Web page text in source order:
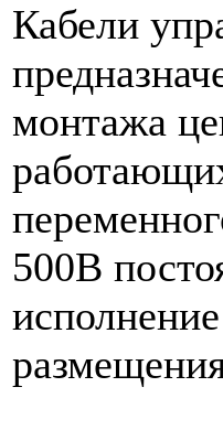
Кабели
монтажа
500В